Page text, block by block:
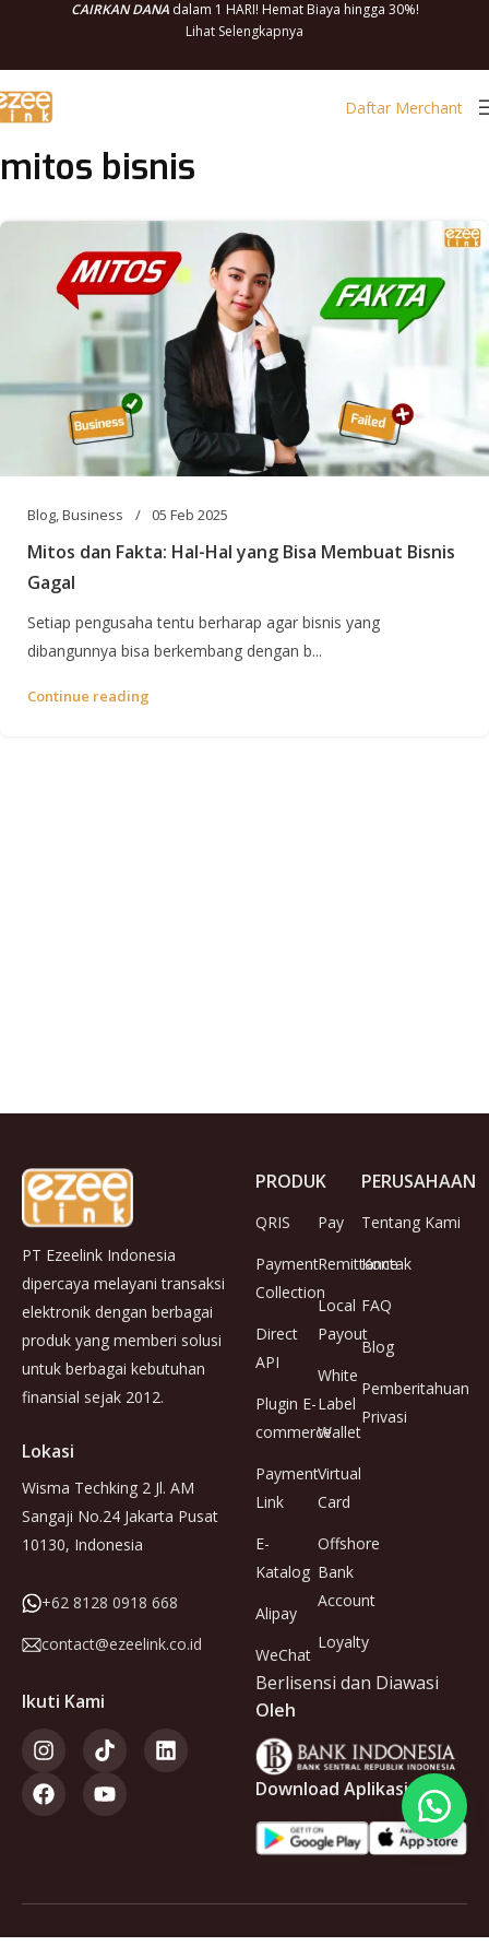
CAIRKAN DANAdalam 1 HARI! Hemat Biaya hingga 30%!
Lihat Selengkapnya
Daftar Merchant
mitos bisnis
Blog,Business 05 Feb 2025
Mitos dan Fakta: Hal-Hal yang Bisa Membuat Bisnis
Gagal
Setiap pengusaha tentu berharap agar bisnis yang
dibangunnya bisa berkembang dengan b...
Continue reading
PT Ezeelink Indonesia
dipercaya melayani transaksi
elektronik dengan berbagai
produk yang memberi solusi
untuk berbagai kebutuhan
finansial sejak 2012.
Lokasi
Wisma Techking 2 Jl. AM
Sangaji No.24 Jakarta Pusat
10130, Indonesia
+62 8128 0918 668
contact@ezeelink.co.id
Ikuti Kami
PRODUK
QRIS
Payment
Collection
Direct
API
Plugin E-
commerce
Payment
Link
E-
Katalog
Alipay
WeChat
Pay
Remittance
Local
Payout
White
Label
Wallet
Virtual
Card
Offshore
Bank
Account
Loyalty
PERUSAHAAN
Tentang Kami
Kontak
FAQ
Blog
Pemberitahuan
Privasi
Berlisensi dan Diawasi
Oleh
Download Aplikasi